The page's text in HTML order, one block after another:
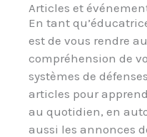
Articles et
En tant
est de vous rendre
compréhension de
systèmes de
articles pour
au quotidien, en
aussi les annonces